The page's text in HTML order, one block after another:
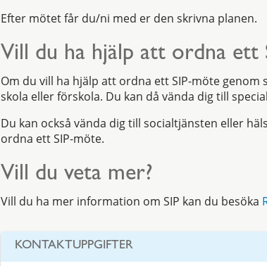
Efter mötet får du/ni med er den skrivna planen.
Vill du ha hjälp att ordna ett
Om du vill ha hjälp att ordna ett SIP-möte
skola eller förskola. Du kan då vända dig till
Du kan också vända dig till socialtjänsten eller
ordna ett SIP-möte.
Vill du veta mer?
Vill du ha mer information om SIP kan du besöka
KONTAKTUPPGIFTER